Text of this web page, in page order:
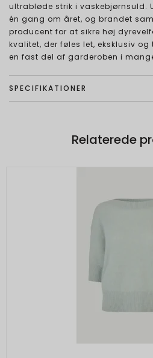
ultrabløde strik i
én gang om året, og brandet
producent for at sikre høj
kvalitet, der føles let, eksklusiv
en fast del af garderoben i
SPECIFIKATIONER
Relaterede